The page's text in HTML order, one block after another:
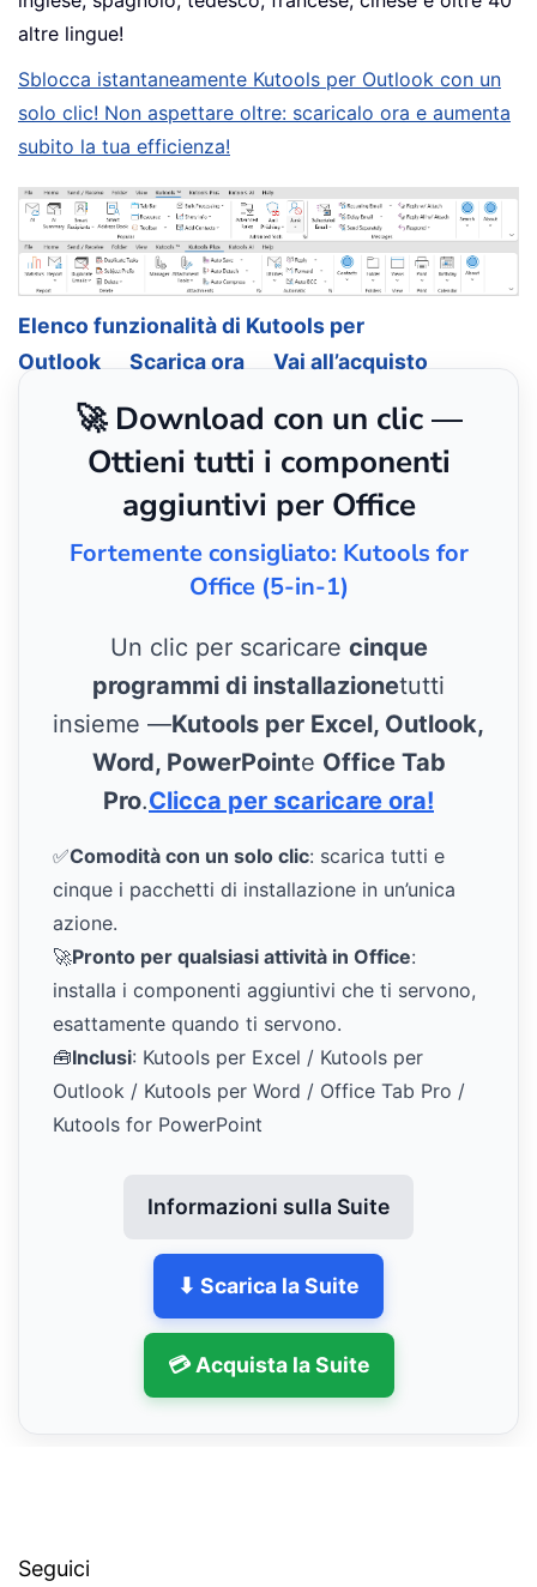
altre lingue!
Sblocca istantaneamente Kutools per Outlook con un
solo clic! Non aspettare oltre: scaricalo ora e aumenta
subito la tua efficienza!
Elenco funzionalità di Kutools per
Outlook
Scarica ora Vai all’acquisto
🚀 Download con un clic —
Ottieni tutti i componenti
aggiuntivi per Office
Fortemente consigliato: Kutools for
Office (5-in-1)
Un clic per scaricare cinque
programmi di installazionetutti
insieme —Kutools per Excel, Outlook,
Word, PowerPointe Office Tab
Pro.Clicca per scaricare ora!
✅Comodità con un solo clic: scarica tutti e
cinque i pacchetti di installazione in un’unica
azione.
🚀Pronto per qualsiasi attività in Office:
installa i componenti aggiuntivi che ti servono,
esattamente quando ti servono.
🧰Inclusi: Kutools per Excel / Kutools per
Outlook / Kutools per Word / Office Tab Pro /
Kutools for PowerPoint
Informazioni sulla Suite
⬇ Scarica la Suite
💳 Acquista la Suite
Seguici